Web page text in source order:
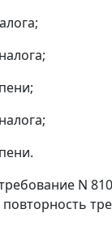
N